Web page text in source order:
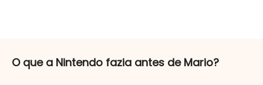
O que a Nintendo fazia antes de Mario?